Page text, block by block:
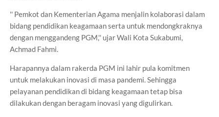
'' Pemkot dan Kementerian Agama menjalin kolaborasi dalam
bidang pendidikan keagamaan serta untuk mendongkraknya
dengan menggandeng PGM,'' ujar Wali Kota Sukabumi,
Achmad Fahmi.
Harapannya dalam rakerda PGM ini lahir pula komitmen
untuk melakukan inovasi di masa pandemi. Sehingga
pelayanan pendidikan di bidang keagamaan tetap bisa
dilakukan dengan beragam inovasi yang digulirkan.